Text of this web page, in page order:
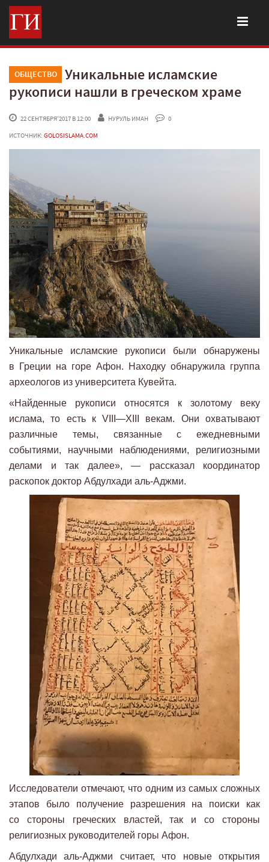
ОБЩЕСТВО
Уникальные исламские
рукописи нашли в греческом храме
22 СЕНТЯБРЯ'2017 В 12:00 НУРУЛЬ ИМАН
0
ИСТОЧНИК: GOLOSISLAMA.COM
Уникальные исламские рукописи были обнаружены
в Греции на горе Афон. Находку обнаружила группа
археологов из университета Кувейта.
«Найденные рукописи относятся к золотому веку
ислама, то есть к VIII—XIII векам. Они охватывают
различные темы, связанные с ежедневными
событиями, научными наблюдениями, религиозными
делами и так далее», — рассказал координатор
раскопок доктор Абдулхади аль-Аджми.
Исследователи отмечают, что одним из самых сложных
этапов было получение разрешения на поиски как
со стороны греческих властей, так и со стороны
религиозных руководителей горы Афон.
Абдулхади аль-Аджми считает, что новые открытия